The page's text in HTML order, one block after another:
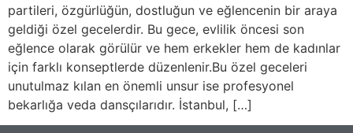
partileri, özgürlüğün, dostluğun ve eğlencenin bir araya
geldiği özel gecelerdir. Bu gece, evlilik öncesi son
eğlence olarak görülür ve hem erkekler hem de kadınlar
için farklı konseptlerde düzenlenir.Bu özel geceleri
unutulmaz kılan en önemli unsur ise profesyonel
bekarlığa veda dansçılarıdır. İstanbul, […]